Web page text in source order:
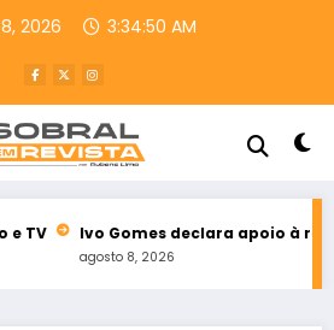
2026 3:34:51 AM
declara apoio à reeleição de
8, 2026